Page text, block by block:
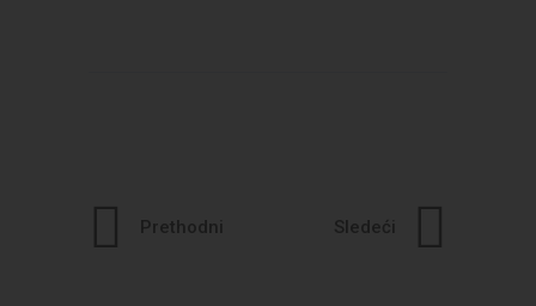
Prethodni Sledeći